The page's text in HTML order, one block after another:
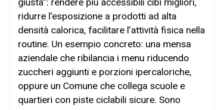
giusta”: rendere più accessibili cibi migliori,
ridurre l’esposizione a prodotti ad alta
densità calorica, facilitare l’attività fisica nella
routine. Un esempio concreto: una mensa
aziendale che ribilancia i menu riducendo
zuccheri aggiunti e porzioni ipercaloriche,
oppure un Comune che collega scuole e
quartieri con piste ciclabili sicure. Sono